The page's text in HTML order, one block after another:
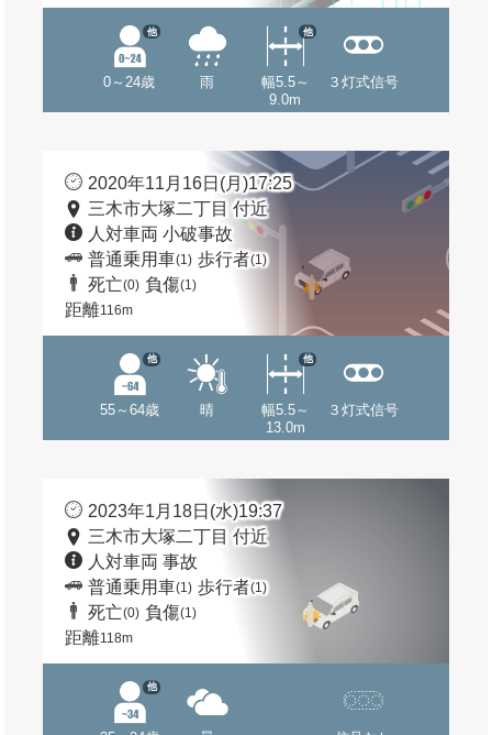
0～24歳
他
雨
幅5.5～
9.0m
他
３灯式信号
2020年11月16日(月)17:25
三木市大塚二丁目 付近
人対車両 小破事故
普通乗用車(1) 歩行者(1)
死亡(0) 負傷(1)
距離116m
55～64歳
他
晴
幅5.5～
13.0m
他
３灯式信号
2023年1月18日(水)19:37
三木市大塚二丁目 付近
人対車両 事故
普通乗用車(1) 歩行者(1)
死亡(0) 負傷(1)
距離118m
他